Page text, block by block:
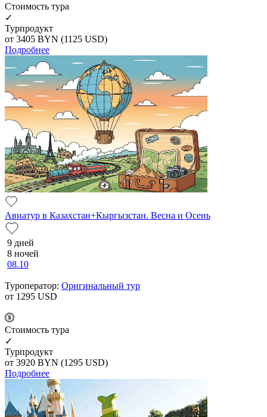
Cтоимость тура
✓
Турпродукт
от 3405 BYN (1125 USD)
Подробнее
Авиатур в Казахстан+Кыргызстан. Весна и Осень
9 дней
8 ночей
08.10
Туроператор: Оригинальный тур
от 1295 USD
Cтоимость тура
✓
Турпродукт
от 3920 BYN (1295 USD)
Подробнее